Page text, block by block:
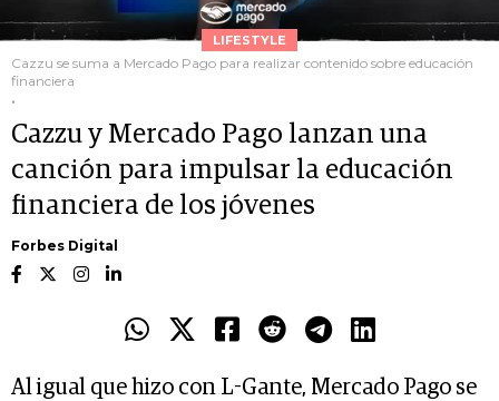
LIFESTYLE
Cazzu se suma a Mercado Pago para realizar contenido sobre educación
financiera
.
Cazzu y Mercado Pago lanzan una
canción para impulsar la educación
financiera de los jóvenes
Forbes Digital
Al igual que hizo con L-Gante, Mercado Pago se